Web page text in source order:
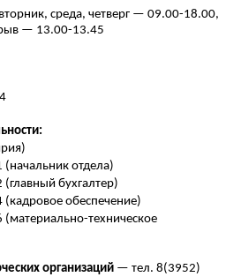
среда, четверг — 09.00-18.00,
— 13.00-13.45
отдела)
бухгалтер)
обеспечение)
техническое
организаций — тел. 8(3952)